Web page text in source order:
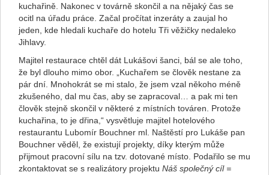
kuchařině. Nakonec v továrně skončil a na nějaký čas se
ocitl na úřadu práce. Začal pročítat inzeráty a zaujal ho
jeden, kde hledali kuchaře do hotelu Tři věžičky nedaleko
Jihlavy.
Majitel restaurace chtěl dát Lukášovi šanci, bál se ale toho,
že byl dlouho mimo obor. „Kuchařem se člověk nestane za
pár dní. Mnohokrát se mi stalo, že jsem vzal někoho méně
zkušeného, dal mu čas, aby se zapracoval… a pak mi ten
člověk stejně skončil v některé z místních továren. Protože
kuchařina, to je dřina,“ vysvětluje majitel hotelového
restaurantu Lubomír Bouchner ml. Naštěstí pro Lukáše pan
Bouchner věděl, že existují projekty, díky kterým může
přijmout pracovní sílu na tzv. dotované místo. Podařilo se mu
zkontaktovat se s realizátory projektu Náš společný cíl =